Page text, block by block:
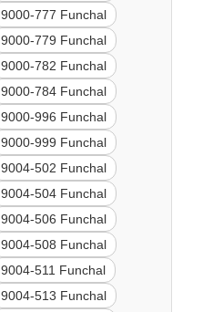
9000-777 Funchal
9000-779 Funchal
9000-782 Funchal
9000-784 Funchal
9000-996 Funchal
9000-999 Funchal
9004-502 Funchal
9004-504 Funchal
9004-506 Funchal
9004-508 Funchal
9004-511 Funchal
9004-513 Funchal